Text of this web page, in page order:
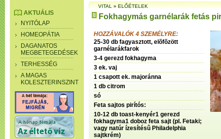
AKTUÁLIS
NYITÓLAP
HOMEOPÁTIA
DAGANATOS
MEGBETEGEDÉSEK
TERHESSÉG
A MAGAS
KOLESZTERINSZINT
VITAL»ELŐÉTELEK
Fokhagymás garnélarák fetás
HOZZÁVALÓK 4 SZEMÉLYRE:
25-30 db fagyasztott, elõfõzött
garnélarákfarok
3-4 gerezd fokhagyma
3 ek. vaj
1 csapott ek. majoránna
1 db citrom
só
Feta sajtos pirítós:
10-12 db toast-kenyér1 gerezd
fokhagyma1 doboz feta sajt (pl. Fetaki;
vagy natúr ízesítésû Philadelphia
sajtkrém)